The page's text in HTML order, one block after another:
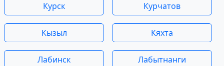
Курск Курчатов
Кызыл Кяхта
Лабинск Лабытнанги